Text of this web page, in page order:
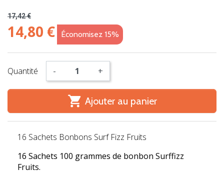
17,42 €
14,80 € Économisez 15%
Quantité - +
 Ajouter au panier
16 Sachets Bonbons Surf Fizz Fruits
16 Sachets 100 grammes de bonbon Surffizz
Fruits.